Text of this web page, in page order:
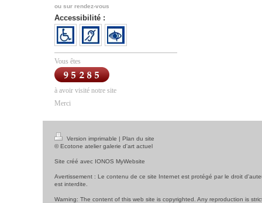
ou sur rendez-vous
Accessibilité :
Vous êtes
à avoir visité notre site
Merci
Version imprimable | Plan du site
© Ecotone atelier galerie d'art actuel
Site créé avec IONOS MyWebsite
Avertissement : Le contenu de ce site Internet est protégé par le droit
est interdite.
Warning: The content of this web site is copyrighted. Any reproduction is